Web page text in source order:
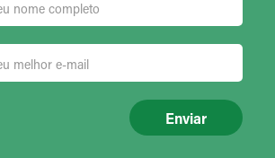
Enviar